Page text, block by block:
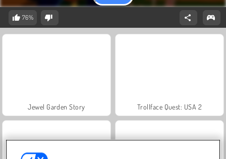
76%
Jewel Garden Story Trollface Quest: USA 2